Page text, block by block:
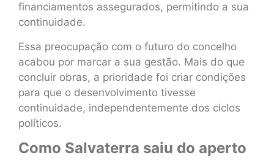
financiamentos assegurados, permitindo a sua
continuidade.
Essa preocupação com o futuro do concelho
acabou por marcar a sua gestão. Mais do que
concluir obras, a prioridade foi criar condições
para que o desenvolvimento tivesse
continuidade, independentemente dos ciclos
políticos.
Como Salvaterra saiu do aperto